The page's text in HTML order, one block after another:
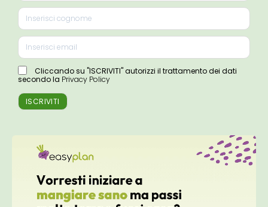
Cliccando su "ISCRIVITI" autorizzi il trattamento dei dati
secondo la Privacy Policy